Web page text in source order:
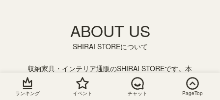
ABOUT US
SHIRAI STOREについて
収納家具・インテリア通販のSHIRAI STOREです。本
棚やテレビ台、キッチン収納などさまざまな収納家具
を取り揃えております。横幅を1cm単位で注文できる
ランキング イベント チャット PageTop